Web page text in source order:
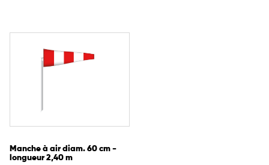
Manche à air diam. 60 cm -
longueur 2,40 m